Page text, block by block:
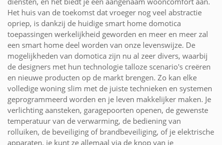
Het huis van de toekomst dat vroeger nog veel abstractie
opriep, is dankzij de huidige smart home domotica
toepassingen werkelijkheid geworden en meer en meer zal
een smart home deel worden van onze levenswijze. De
mogelijkheden van domotica zijn nu al zeer divers, waarbij
de designers met hun technologie talloze scenario's creëren
en nieuwe producten op de markt brengen. Zo kan elke
volledige woning slim met de juiste technieken en systemen
geprogrammeerd worden en je leven makkelijker maken. Je
verlichting aansteken, garagepoorten openen, de gewenste
temperatuur van de verwarming, de bediening van
rolluiken, de beveiliging of brandbeveiliging, of je elektrische
apparaten, je kunt ze allemaal via de knop van je